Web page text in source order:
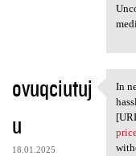
ovuqciutuj
u
18.01.2025
In
In